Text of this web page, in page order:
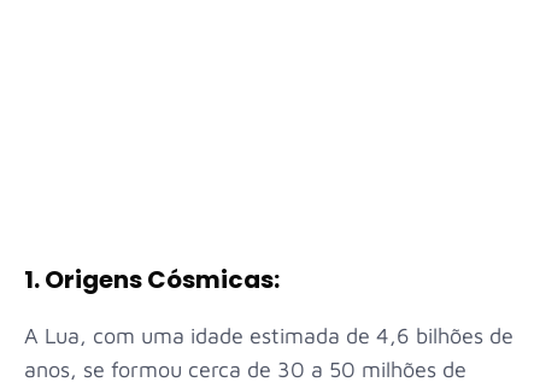
1. Origens Cósmicas:
A Lua, com uma idade estimada de 4,6 bilhões de
anos, se formou cerca de 30 a 50 milhões de